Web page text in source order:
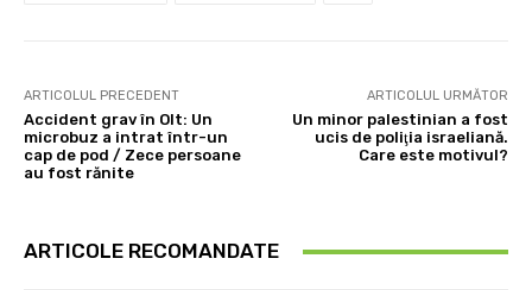
ARTICOLUL PRECEDENT
Accident grav în Olt: Un
microbuz a intrat într-un
cap de pod / Zece persoane
au fost rănite
ARTICOLUL URMĂTOR
Un minor palestinian a fost
ucis de poliţia israeliană.
Care este motivul?
ARTICOLE RECOMANDATE